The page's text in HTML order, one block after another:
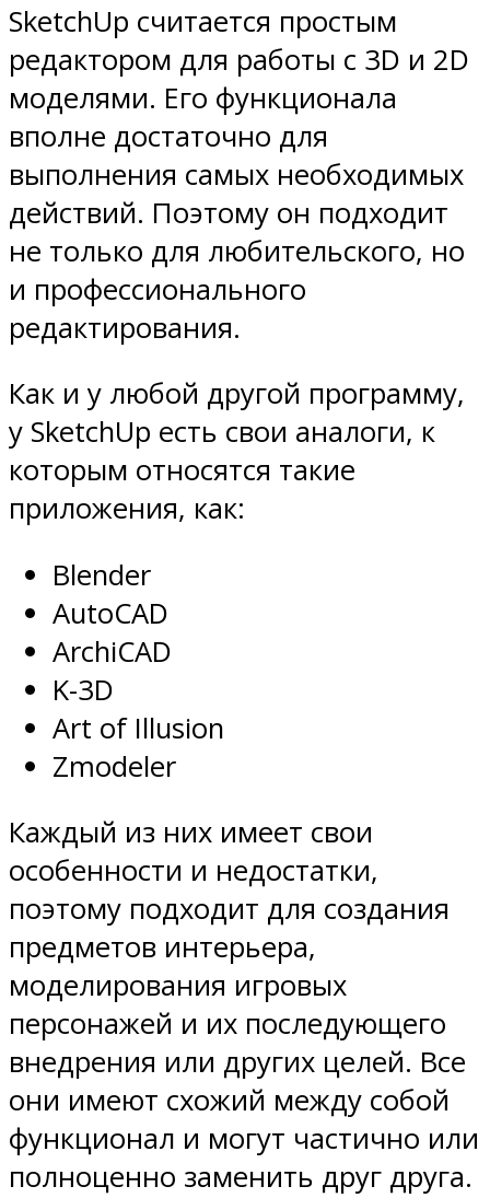
SketchUp считается простым
редактором для работы с 3D и 2D
моделями. Его функционала
вполне достаточно для
выполнения самых необходимых
действий. Поэтому он подходит
не только для любительского, но
и профессионального
редактирования.
Как и у любой другой программу,
у SketchUp есть свои аналоги, к
которым относятся такие
приложения, как:
Blender
AutoCAD
ArchiCAD
K-3D
Art of Illusion
Zmodeler
Каждый из них имеет свои
особенности и недостатки,
поэтому подходит для создания
предметов интерьера,
моделирования игровых
персонажей и их последующего
внедрения или других целей. Все
они имеют схожий между собой
функционал и могут частично или
полноценно заменить друг друга.